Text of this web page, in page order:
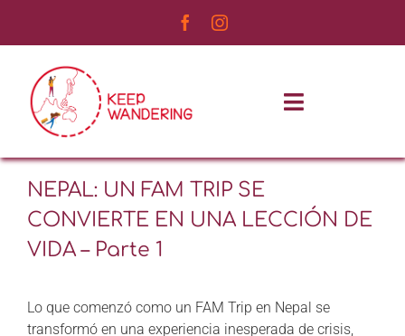
Toggle
INICIO
NOSOTROS
EXPERIENCIAS
NEPAL: UN FAM TRIP SE
CONVIERTE EN UNA LECCIÓN DE
VIDA – Parte 1
Lo que comenzó como un FAM Trip en Nepal se
transformó en una experiencia inesperada de crisis,